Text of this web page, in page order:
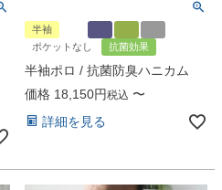
半袖
ポケットなし
抗菌効果
半袖ポロ / 抗菌防臭ハニカム
価格 18,150 税込 〜
詳細を見る